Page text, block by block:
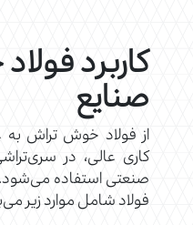
کاربرد
صنایع
از فولاد خوش تراش
کاری عالی، در
صنعتی استفاده می‌شود.
فولاد شامل موارد زیر